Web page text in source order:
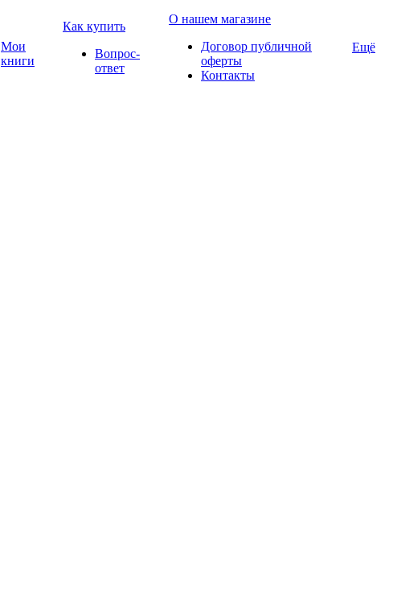
Мои
книги
Как купить
Вопрос-
ответ
О нашем магазине
Договор публичной
оферты
Контакты
Ещё